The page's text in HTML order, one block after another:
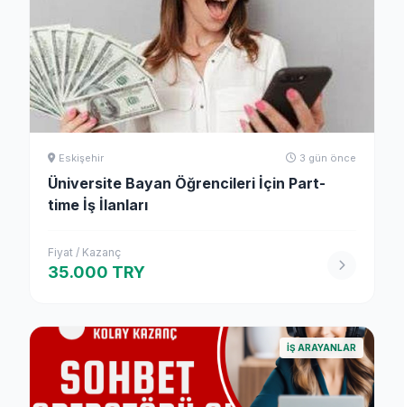
Eskişehir 3 gün önce
Üniversite Bayan Öğrencileri İçin Part-
time İş İlanları
Fiyat / Kazanç
35.000 TRY
İŞ ARAYANLAR